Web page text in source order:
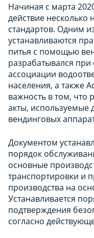
Начиная с марта
действие
стандартов. Одним
устанавливаются
питья с помощью
разрабатывался при
ассоциации
населения, а также
важность в том, что
акты,
вендинговых
Документом
порядок
основные
транспортировки и
производства на
Устанавливается
подтверждения
согласно